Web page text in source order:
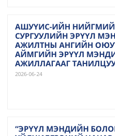
АШУҮИС-ИЙН
СУРГУУЛИЙН ЭРҮҮЛ
АЖИЛТНЫ АНГИЙН
АЙМГИЙН ЭРҮҮЛ
АЖИЛЛАГААГ
2026-06-24
“ЭРҮҮЛ МЭНДИЙН